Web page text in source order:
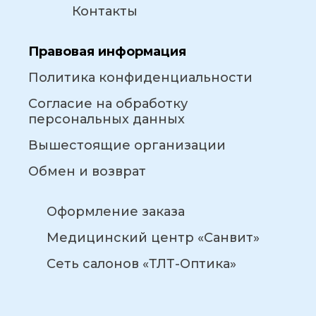
Контакты
Правовая информация
Политика конфиденциальности
Согласие на обработку
персональных данных
Вышестоящие организации
Обмен и возврат
Оформление заказа
Медицинский центр «Санвит»
Сеть салонов «ТЛТ-Оптика»